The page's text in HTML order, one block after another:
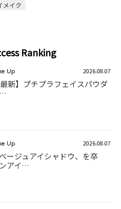
メイク
Ranking
Up 2026.08.07
最新】プチプラフェイスパウダ
Up 2026.08.07
ージュアイシャドウ、を卒
アイ…